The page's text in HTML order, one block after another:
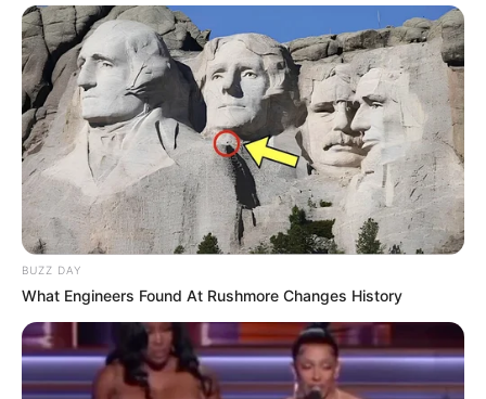
BUZZ DAY
What Engineers Found At Rushmore Changes History